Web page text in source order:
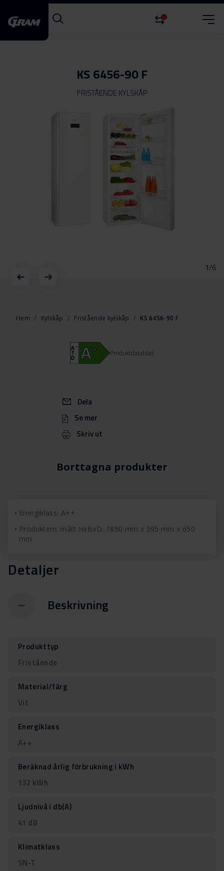
0
KS 6456-90 F
FRISTÅENDE KYLSKÅP
1/6
början
Hem Kylskåp Fristående kylskåp KS 6456-90 F
Borttagna produkter
Dela
Se mer
Skriv ut
Produktdatablad
Energiklass: A++
Produktens mått HxBxD: 1850 mm x 595 mm x 650
mm
Detaljer
Beskrivning
Produkttyp
Fristående
Material/färg
Vit
Energiklass
A++
Beräknad årlig förbrukning i kWh
132 kWh
Ljudnivå i db(A)
41 dB
Klimatklass
SN-T